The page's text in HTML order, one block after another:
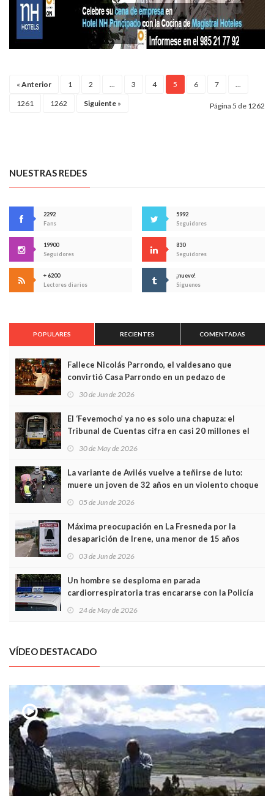
« Anterior 1 2 3 4 5 6 7
1261 1262 Siguiente » Página 5 de 1262
NUESTRAS REDES
2292
Fans
5992
Seguidores
19900
Seguidores
830
Seguidores
+ 6200
Lectores diarios
¡nuevo!
Síguenos
POPULARES RECIENTES COMENTADAS
Fallece Nicolás Parrondo, el valdesano que
convirtió Casa Parrondo en un pedazo de
30 de Jun de 2026
El ‘Fevemocho’ ya no es solo una chapuza: el
Tribunal de Cuentas cifra en casi 20 millones el
30 de May de 2026
La variante de Avilés vuelve a teñirse de luto:
muere un joven de 32 años en un violento choque
05 de Jun de 2026
Máxima preocupación en La Fresneda por la
desaparición de Irene, una menor de 15 años
03 de Jun de 2026
Un hombre se desploma en parada
cardiorrespiratoria tras encararse con la Policía
24 de May de 2026
VÍDEO DESTACADO